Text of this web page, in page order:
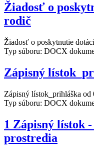
Žiadosť o
rodič
Žiadosť o poskytnutie
Typ súboru: DOCX
Zápisný
Zápisný lístok_prihláška od
Typ súboru: DOCX
1 Zápisný lístok
prostredia